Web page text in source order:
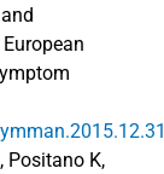
Positano K,